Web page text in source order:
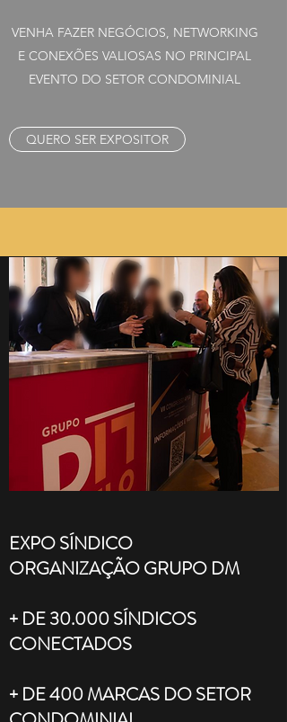
VENHA FAZER NEGÓCIOS, NETWORKING
E CONEXÕES VALIOSAS NO PRINCIPAL
EVENTO DO SETOR CONDOMINIAL
QUERO SER EXPOSITOR
EXPO SÍNDICO
ORGANIZAÇÃO GRUPO DM
+ DE 30.000 SÍNDICOS
CONECTADOS
+ DE 400 MARCAS DO SETOR